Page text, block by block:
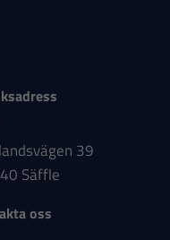
39
Säffle
oss
på
hemsidan
används.